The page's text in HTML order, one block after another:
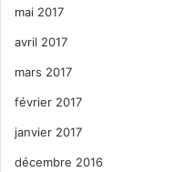
mai 2017
avril 2017
mars 2017
février 2017
janvier 2017
décembre 2016